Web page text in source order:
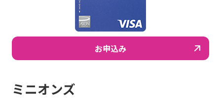
お申込み
ミニオンズ